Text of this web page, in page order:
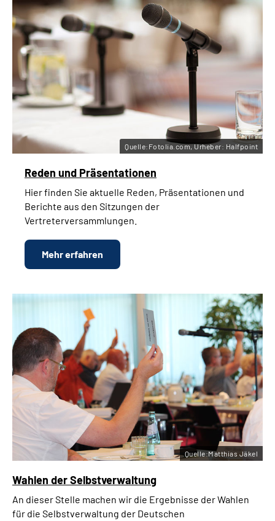
Reden und Präsentationen
Hier finden Sie aktuelle Reden, Präsentationen und
Berichte aus den Sitzungen der
Vertreterversammlungen.
Mehr erfahren
Quelle:Fotolia.com, Urheber: Halfpoint
Wahlen der Selbstverwaltung
An dieser Stelle machen wir die Ergebnisse der Wahlen
für die Selbstverwaltung der Deutschen
Quelle:Matthias Jäkel